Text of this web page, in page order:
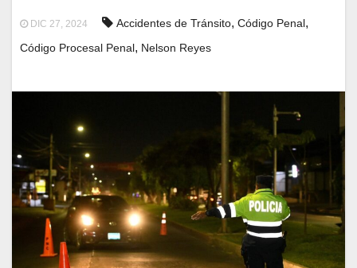
DIC 27, 2024 Accidentes de Tránsito, Código Penal,
Código Procesal Penal, Nelson Reyes